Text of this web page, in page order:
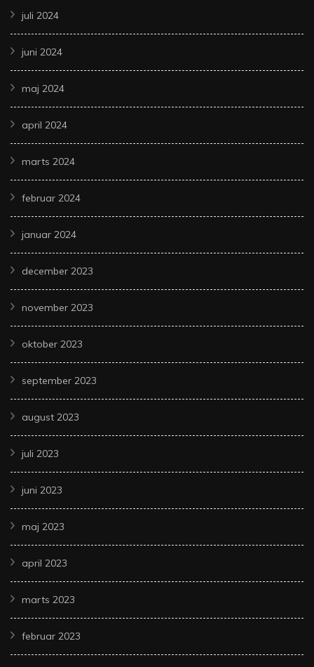
juli 2024
juni 2024
maj 2024
april 2024
marts 2024
februar 2024
januar 2024
december 2023
november 2023
oktober 2023
september 2023
august 2023
juli 2023
juni 2023
maj 2023
april 2023
marts 2023
februar 2023